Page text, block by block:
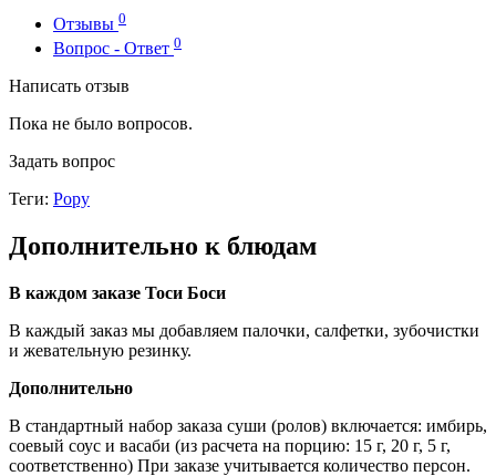
Отзывы 0
Вопрос - Ответ 0
Написать отзыв
Пока не было вопросов.
Задать вопрос
Теги: Рору
Дополнительно к блюдам
В каждом заказе Тоси Боси
В каждый заказ мы добавляем палочки, салфетки, зубочистки
и жевательную резинку.
Дополнительно
В стандартный набор заказа суши (ролов) включается: имбирь,
соевый соус и васаби (из расчета на порцию: 15 г, 20 г, 5 г,
соответственно) При заказе учитывается количество персон.